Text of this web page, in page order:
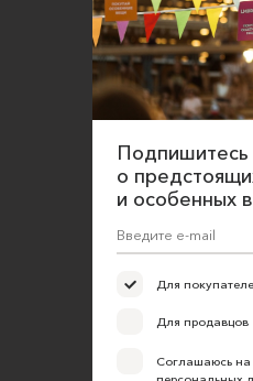
Подпишитесь
о
и особенных
Для
Для продавцов
Соглашаюсь на